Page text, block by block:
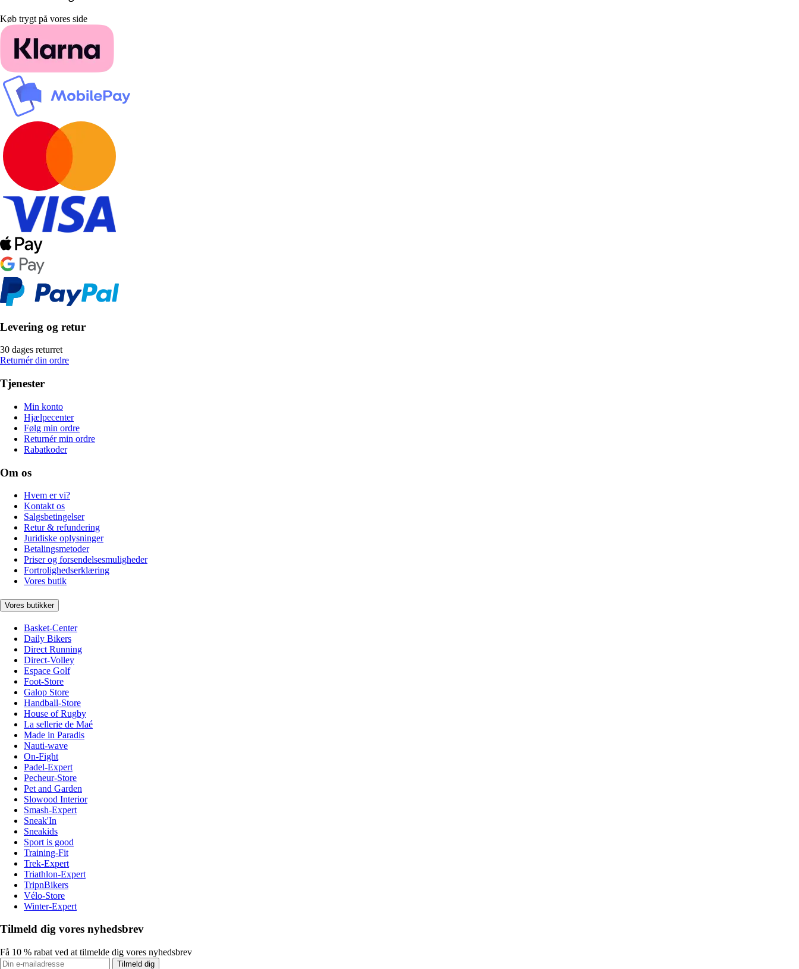
Køb trygt på vores side
Levering og retur
30 dages returret
Returnér din ordre
Tjenester
Min konto
Hjælpecenter
Følg min ordre
Returnér min ordre
Rabatkoder
Om os
Hvem er vi?
Kontakt os
Salgsbetingelser
Retur & refundering
Juridiske oplysninger
Betalingsmetoder
Priser og forsendelsesmuligheder
Fortrolighedserklæring
Vores butik
Vores butikker
Basket-Center
Daily Bikers
Direct Running
Direct-Volley
Espace Golf
Foot-Store
Galop Store
Handball-Store
House of Rugby
La sellerie de Maé
Made in Paradis
Nauti-wave
On-Fight
Padel-Expert
Pecheur-Store
Pet and Garden
Slowood Interior
Smash-Expert
Sneak'In
Sneakids
Sport is good
Training-Fit
Trek-Expert
Triathlon-Expert
TripnBikers
Vélo-Store
Winter-Expert
Tilmeld dig vores nyhedsbrev
Få 10 % rabat ved at tilmelde dig vores nyhedsbrev
Tilmeld dig